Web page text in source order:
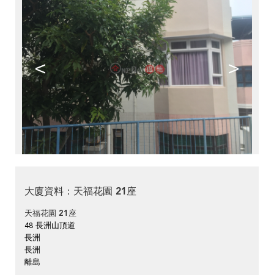
< >
大廈資料：天福花園 21座
天福花園 21座
48 長洲山頂道
長洲
長洲
離島